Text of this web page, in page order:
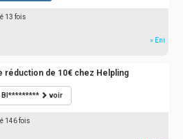
13 fois
» Eni
réduction de 10€ chez Helpling
BI********* voir
146 fois